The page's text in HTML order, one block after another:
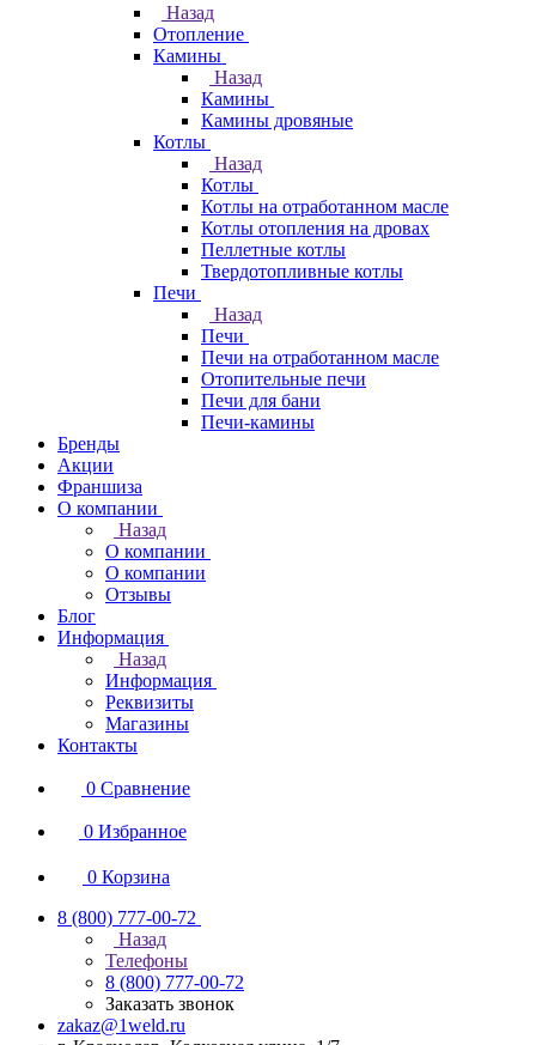
Назад
Отопление
Камины
Назад
Камины
Камины дровяные
Котлы
Назад
Котлы
Котлы на отработанном масле
Котлы отопления на дровах
Пеллетные котлы
Твердотопливные котлы
Печи
Назад
Печи
Печи на отработанном масле
Отопительные печи
Печи для бани
Печи-камины
Бренды
Акции
Франшиза
О компании
Назад
О компании
О компании
Отзывы
Блог
Информация
Назад
Информация
Реквизиты
Магазины
Контакты
0 Сравнение
0 Избранное
0 Корзина
8 (800) 777-00-72
Назад
Телефоны
8 (800) 777-00-72
Заказать звонок
zakaz@1weld.ru